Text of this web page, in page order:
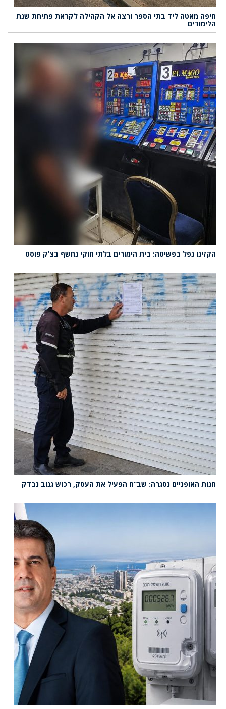
חיפה מאטה ליד בתי הספר ורצה אל הקהילה לקראת פתיחת שנת
הלימודים
הקזינו נפל בפשיטה: בית הימורים בלתי חוקי נחשף בצ’ק פוסט
חנות האופניים נסגרה: שב”ח הפעיל את העסק, רכוש גנוב נבדק